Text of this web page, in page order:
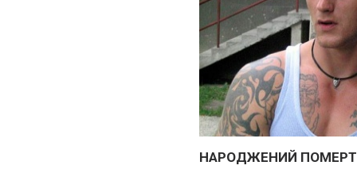
НАРОДЖЕНИЙ